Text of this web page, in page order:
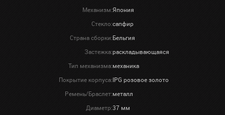
Механизм:Япония
Стекло:сапфир
Страна сборки:Бельгия
Застежка:раскладывающаяся
Тип механизма:механика
Покрытие корпуса:IPG розовое золото
Ремень/Браслет:металл
Диаметр:37 мм